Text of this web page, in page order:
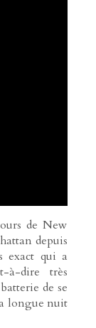
de New
depuis
exact qui a
à-dire très
de se
longue nuit